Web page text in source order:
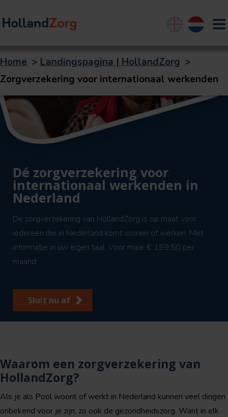
EnglishNederlands
Home > Landingspagina | HollandZorg >
Zorgverzekering voor internationaal werkenden
Dé zorgverzekering voor
internationaal werkenden in
Nederland
De zorgverzekering van HollandZorg is op maat voor
iedereen die in Nederland komt wonen of werken. Met
informatie in uw eigen taal. Voor maar € 159,50 per
maand
Sluit nu af
Waarom een zorgverzekering van
HollandZorg?
Als je als Pool woont of werkt in Nederland kunnen veel dingen
onbekend voor je zijn, zo ook de gezondheidszorg. Want in elk